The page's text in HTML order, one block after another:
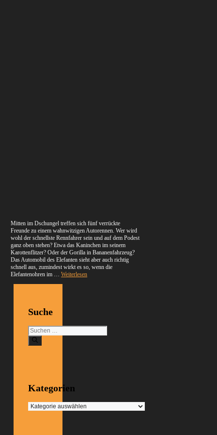
Mitten im Dschungel treffen sich fünf verrückte
Freunde zu einem wahnwitzigen Autorennen. Wer wird
wohl der schnellste Rennfahrer sein und auf dem Podest
ganz oben stehen? Etwa das Kaninchen im seinem
Karottenflitzer? Oder der Gorilla in Bananenfahrzeug?
Das Automobil des Elefanten sieht aber auch richtig
schnell aus, zumindest wirkt es so, wenn die
Elefantenohren im …Weiterlesen
Suche
Suchen
nach:
Kategorien
Kategorien